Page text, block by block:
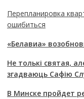
Перепланировка
ошибиться
«Белавиа»
Не толькі святая,
згадваюць Сафію
В Минске пройдет